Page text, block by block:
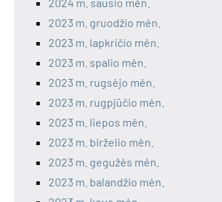
2023 m. gruodžio mėn.
2023 m. lapkričio mėn.
2023 m. spalio mėn.
2023 m. rugsėjo mėn.
2023 m. rugpjūčio mėn.
2023 m. liepos mėn.
2023 m. birželio mėn.
2023 m. gegužės mėn.
2023 m. balandžio mėn.